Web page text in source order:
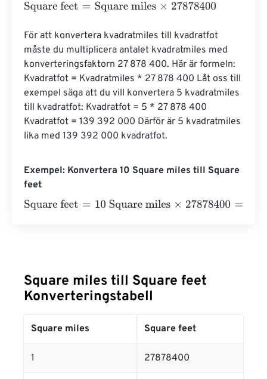
Square feet= Square miles×27878400
För att konvertera kvadratmiles till kvadratfot
måste du multiplicera antalet kvadratmiles med
konverteringsfaktorn 27 878 ​​400. Här är formeln:
Kvadratfot = Kvadratmiles * 27 878 ​​400 Låt oss till
exempel säga att du vill konvertera 5 kvadratmiles
till kvadratfot: Kvadratfot = 5 * 27 878 ​​400
Kvadratfot = 139 392 000 Därför är 5 kvadratmiles
lika med 139 392 000 kvadratfot.
Exempel: Konvertera 10 Square miles till Square
feet
Square feet= 10 Square miles×27878400=278784000
Square miles till Square feet
Konverteringstabell
Square miles Square feet
1 27878400